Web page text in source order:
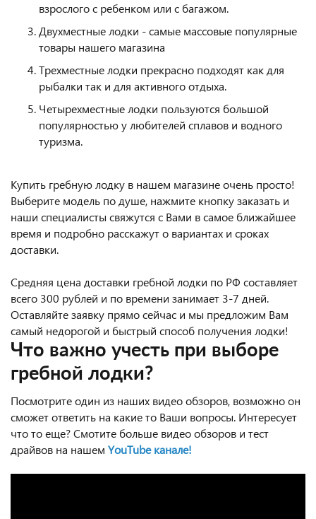
взрослого с ребенком или с багажом.
Двухместные лодки - самые массовые популярные
товары нашего магазина
Трехместные лодки прекрасно подходят как для
рыбалки так и для активного отдыха.
Четырехместные лодки пользуются большой
популярностью у любителей сплавов и водного
туризма.
Купить гребную лодку в нашем магазине очень просто!
Выберите модель по душе, нажмите кнопку заказать и
наши специалисты свяжутся с Вами в самое ближайшее
время и подробно расскажут о вариантах и сроках
доставки.
Средняя цена доставки гребной лодки по РФ составляет
всего 300 рублей и по времени занимает 3-7 дней.
Оставляйте заявку прямо сейчас и мы предложим Вам
самый недорогой и быстрый способ получения лодки!
Что важно учесть при выборе
гребной лодки?
Посмотрите один из наших видео обзоров, возможно он
сможет ответить на какие то Ваши вопросы. Интересует
что то еще? Смотите больше видео обзоров и тест
драйвов на нашем YouTube канале!